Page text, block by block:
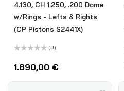
4.130, CH 1.250, .200 Dome
w/Rings - Lefts & Rights
(CP Pistons S2441X)
mit
0
5
(0)
1.890,00 €